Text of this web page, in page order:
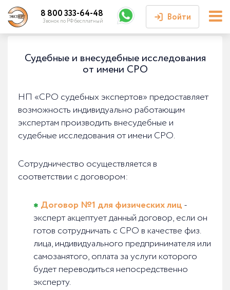
Войти
Войти или
зарегистрироваться
8 800 333-64-48
Звонок по РФ бесплатный
Судебные и внесудебные исследования
от имени СРО
НП «СРО судебных экспертов» предоставляет
возможность индивидуально работающим
экспертам производить внесудебные и
судебные исследования от имени СРО.
Сотрудничество осуществляется в
соответствии с договором:
Договор №1 для физических лиц-
эксперт акцептует данный договор, если он
готов сотрудничать с СРО в качестве физ.
лица, индивидуального предпринимателя или
самозанятого, оплата за услуги которого
будет переводиться непосредственно
эксперту.